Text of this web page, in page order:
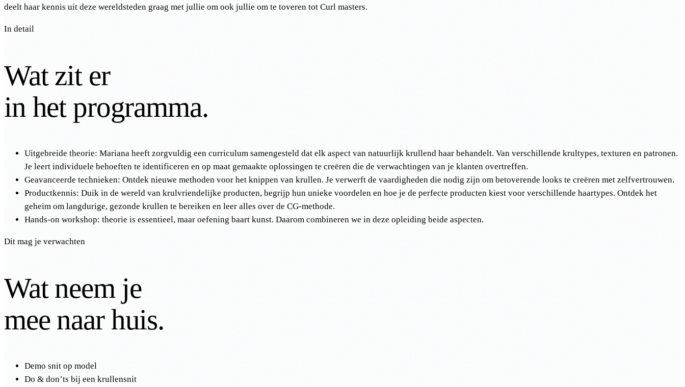
deelt haar kennis uit deze wereldsteden graag met jullie om ook jullie om te toveren tot Curl masters.
In detail
Wat zit er
in het programma.
Uitgebreide theorie: Mariana heeft zorgvuldig een curriculum samengesteld dat elk aspect van natuurlijk krullend haar behandelt. Van verschillende krultypes, texturen en patronen.
Je leert individuele behoeften te identificeren en op maat gemaakte oplossingen te creëren die de verwachtingen van je klanten overtreffen.
Geavanceerde technieken: Ontdek nieuwe methoden voor het knippen van krullen. Je verwerft de vaardigheden die nodig zijn om betoverende looks te creëren met zelfvertrouwen.
Productkennis: Duik in de wereld van krulvriendelijke producten, begrijp hun unieke voordelen en hoe je de perfecte producten kiest voor verschillende haartypes. Ontdek het
geheim om langdurige, gezonde krullen te bereiken en leer alles over de CG-methode.
Hands-on workshop: theorie is essentieel, maar oefening baart kunst. Daarom combineren we in deze opleiding beide aspecten.
Dit mag je verwachten
Wat neem je
mee naar huis.
Demo snit op model
Do & don’ts bij een krullensnit